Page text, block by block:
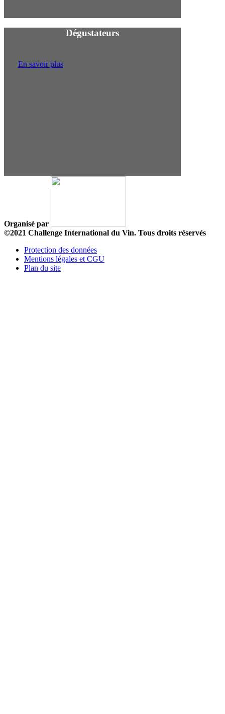
Dégustateurs
En savoir plus
Organisé par
©2021 Challenge International du Vin. Tous droits réservés
Protection des données
Mentions légales et CGU
Plan du site